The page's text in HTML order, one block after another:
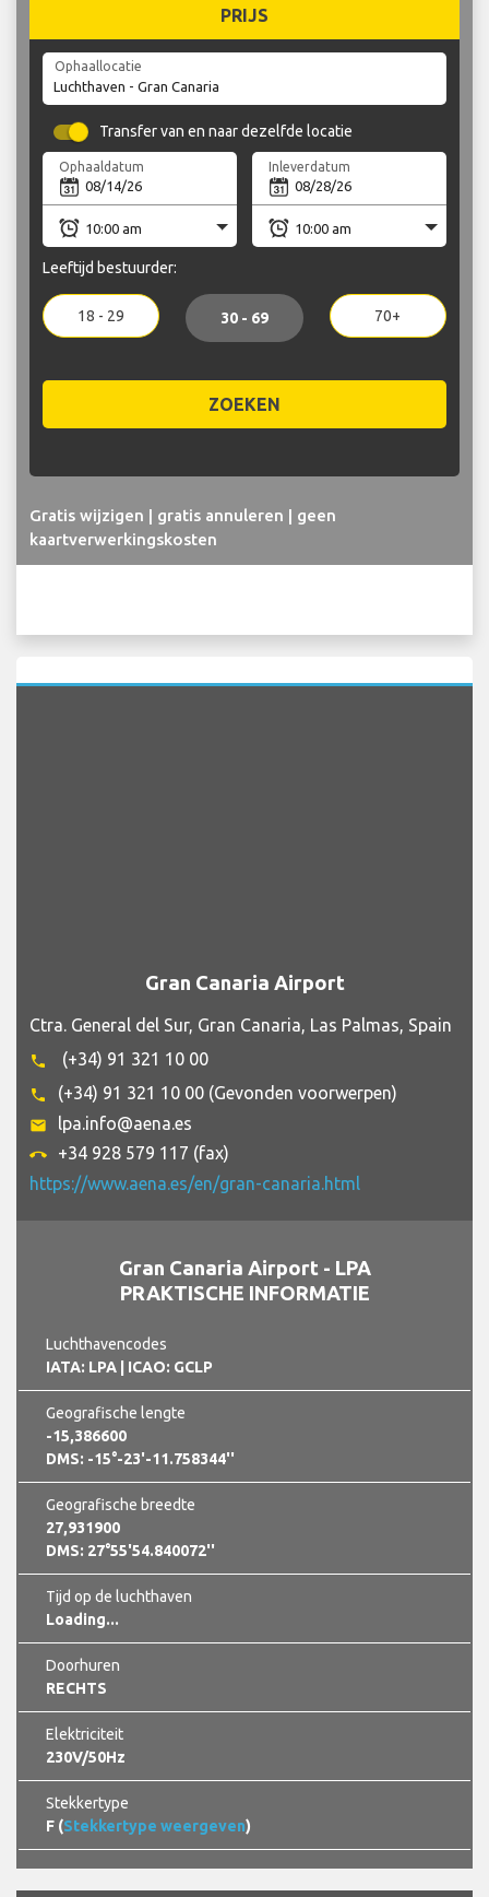
PRIJS
Ophaallocatie
Transfer van en naar dezelfde locatie
Ophaaldatum Inleverdatum
Leeftijd bestuurder:
18 - 29 30 - 69 70+
ZOEKEN
Gratis wijzigen | gratis annuleren | geen
kaartverwerkingskosten
Gran Canaria Airport
Ctra. General del Sur, Gran Canaria, Las Palmas, Spain
phone (+34) 91 321 10 00
phone (+34) 91 321 10 00 (Gevonden voorwerpen)
email lpa.info@aena.es
call_end
+34 928 579 117 (fax)
https://www.aena.es/en/gran-canaria.html
Gran Canaria Airport - LPA
PRAKTISCHE INFORMATIE
Luchthavencodes
IATA: LPA
| ICAO: GCLP
Geografische lengte
-15,386600
DMS: -15°-23'-11.758344''
Geografische breedte
27,931900
DMS: 27°55'54.840072''
Tijd op de luchthaven
Loading...
Doorhuren
RECHTS
Elektriciteit
230V/50Hz
Stekkertype
F (Stekkertype weergeven)